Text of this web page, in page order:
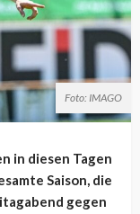
Foto: IMAGO
in diesen Tagen
Saison, die
gegen